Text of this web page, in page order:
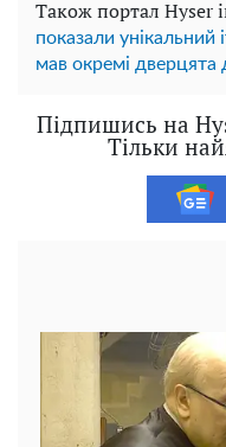
Також портал Hyser
показали унікальний
мав окремі дверцята
Підпишись на
Тільки